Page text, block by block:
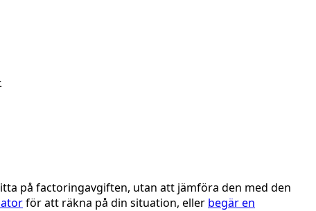
på factoringavgiften, utan att jämföra den med den
för att räkna på din situation, eller begär en